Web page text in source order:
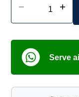
- +
Serve